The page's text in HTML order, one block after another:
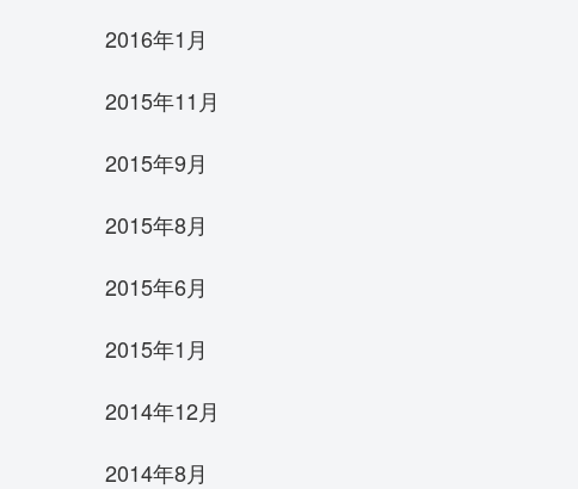
2016年1月
2015年11月
2015年9月
2015年8月
2015年6月
2015年1月
2014年12月
2014年8月